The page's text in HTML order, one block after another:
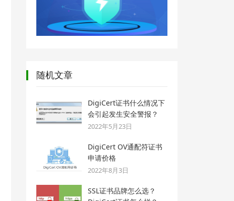
随机文章
DigiCert证书什么情况下
会引起发生安全警报？
2022年5月23日
DigiCert OV通配符证书
申请价格
2022年8月3日
SSL证书品牌怎么选？